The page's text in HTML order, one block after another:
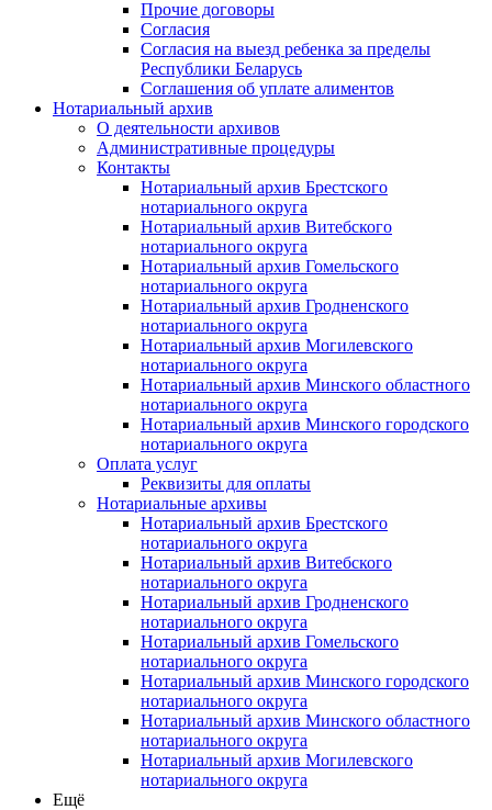
Прочие договоры
Согласия
Согласия на выезд ребенка за пределы
Республики Беларусь
Соглашения об уплате алиментов
Нотариальный архив
О деятельности архивов
Административные процедуры
Контакты
Нотариальный архив Брестского
нотариального округа
Нотариальный архив Витебского
нотариального округа
Нотариальный архив Гомельского
нотариального округа
Нотариальный архив Гродненского
нотариального округа
Нотариальный архив Могилевского
нотариального округа
Нотариальный архив Минского областного
нотариального округа
Нотариальный архив Минского городского
нотариального округа
Оплата услуг
Реквизиты для оплаты
Нотариальные архивы
Нотариальный архив Брестского
нотариального округа
Нотариальный архив Витебского
нотариального округа
Нотариальный архив Гродненского
нотариального округа
Нотариальный архив Гомельского
нотариального округа
Нотариальный архив Минского городского
нотариального округа
Нотариальный архив Минского областного
нотариального округа
Нотариальный архив Могилевского
нотариального округа
Ещё